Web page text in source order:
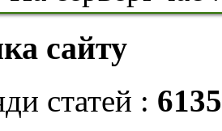
сайту
статей :